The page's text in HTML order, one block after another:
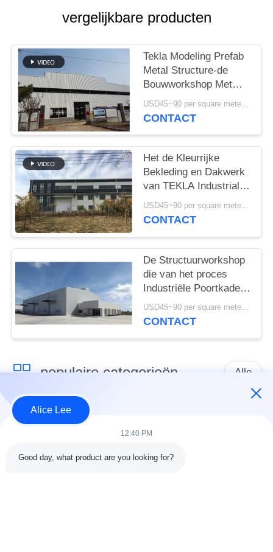
GEVALLEN
SITEMAP
PRIVACYBELEID
vergelijkbare producten
Tekla Modeling Prefab
Metal Structure-de
Bouwworkshop Met
hoge weerstand
USD45~90 per square meter MOQ:1000 vierkante meter
CONTACT
Het de Kleurrijke
Bekleding en Dakwerk
van TEKLA Industrial
Metal Workshop
Building
USD45~90 per square meter MOQ:1000 vierkante meter
CONTACT
De Structuurworkshop
die van het proces
Industriële Poortkader
PEB ISO-Norm bouwenUSD45~90 per square meter MOQ:1000 vierkante meter
CONTACT
populaire categorieën Alle
de bouw van de
staalstructuur
stalen structuur
Architecturaal
Alice Lee
12:40 PM
Good day, what product are you looking for?